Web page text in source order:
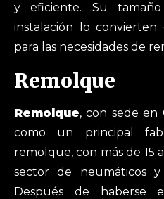
y eficiente. Su
instalación lo
para las necesidades de
Remolque
Remolque, con sede en
como un principal
remolque, con más de 15
sector de neumáticos
Después de haberse